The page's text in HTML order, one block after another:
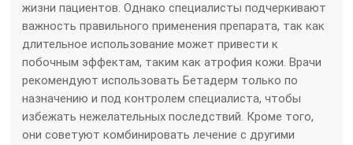
жизни пациентов. Однако специалисты подчеркивают
важность правильного применения препарата, так как
длительное использование может привести к
побочным эффектам, таким как атрофия кожи. Врачи
рекомендуют использовать Бетадерм только по
назначению и под контролем специалиста, чтобы
избежать нежелательных последствий. Кроме того,
они советуют комбинировать лечение с другими